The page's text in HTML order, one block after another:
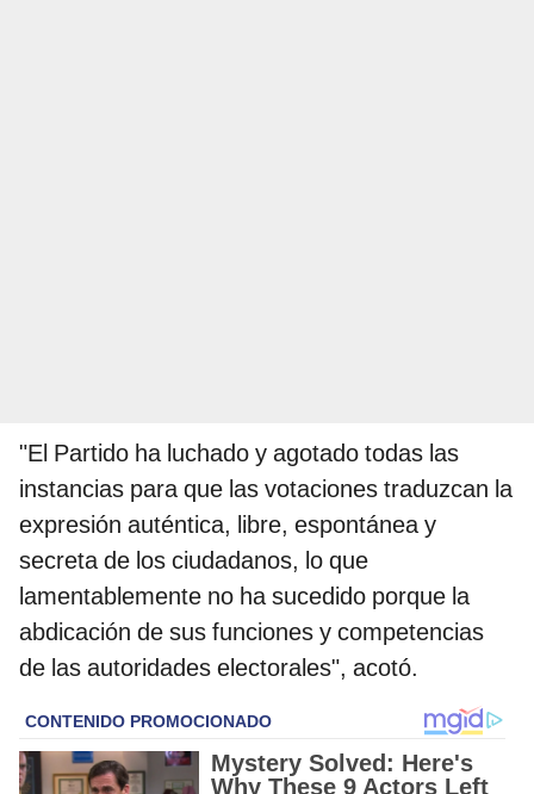
"El Partido ha luchado y agotado todas las
instancias para que las votaciones traduzcan la
expresión auténtica, libre, espontánea y
secreta de los ciudadanos, lo que
lamentablemente no ha sucedido porque la
abdicación de sus funciones y competencias
de las autoridades electorales", acotó.